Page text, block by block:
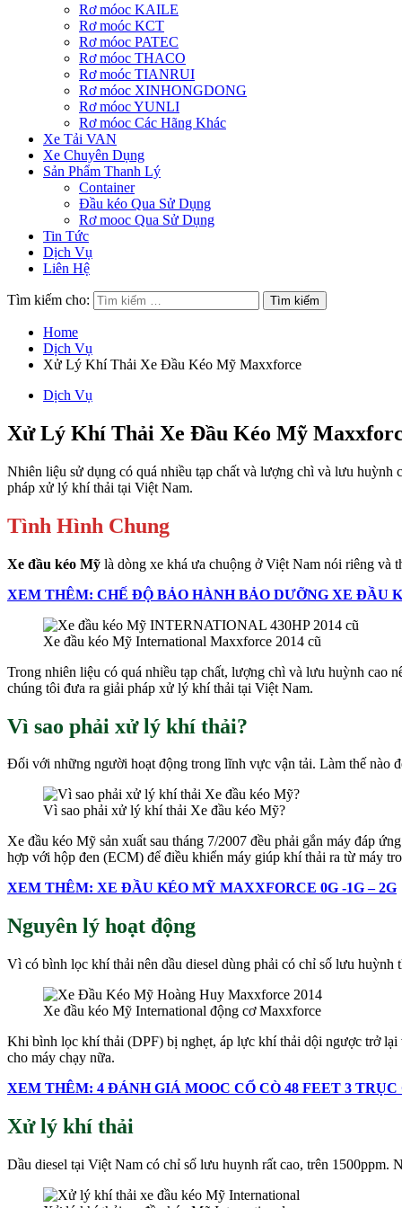
Rơ móoc KAILE
Rơ moóc KCT
Rơ móoc PATEC
Rơ móoc THACO
Rơ moóc TIANRUI
Rơ móoc XINHONGDONG
Rơ móoc YUNLI
Rơ móoc Các Hãng Khác
Xe Tải VAN
Xe Chuyên Dụng
Sản Phẩm Thanh Lý
Container
Đầu kéo Qua Sử Dụng
Rơ mooc Qua Sử Dụng
Tin Tức
Dịch Vụ
Liên Hệ
Tìm kiếm cho:
Home
Dịch Vụ
Xử Lý Khí Thải Xe Đầu Kéo Mỹ Maxxforce
Dịch Vụ
Xử Lý Khí Thải Xe Đầu Kéo Mỹ
Nhiên liệu sử dụng có quá nhiều tạp chất và lượng chì và lưu
pháp xử lý khí thải tại Việt Nam.
Tình Hình Chung
Xe đầu kéo Mỹ là dòng xe khá ưa chuộng ở Việt Nam nói riêng và
XEM THÊM: CHẾ ĐỘ BẢO HÀNH BẢO DƯỠNG XE ĐẦU
Xe đầu kéo Mỹ International Maxxforce 2014 cũ
Trong nhiên liệu có quá nhiều tạp chất, lượng chì và lưu huỳnh cao
chúng tôi đưa ra giải pháp xử lý khí thải tại Việt Nam.
Vì sao phải xử lý khí thải?
Đối với những người hoạt động trong lĩnh vực vận tải. Làm thế nào
Vì sao phải xử lý khí thải Xe đầu kéo Mỹ?
Xe đầu kéo Mỹ sản xuất sau tháng 7/2007 đều phải gắn máy đáp
hợp với hộp đen (ECM) để điều khiển máy giúp khí thải ra từ máy
XEM THÊM: XE ĐẦU KÉO MỸ MAXXFORCE 0G -1G – 2G
Nguyên lý hoạt động
Vì có bình lọc khí thải nên dầu diesel dùng phải có chỉ số lưu
Xe đầu kéo Mỹ International động cơ Maxxforce
Khi bình lọc khí thải (DPF) bị nghẹt, áp lực khí thải dội ngược trở
cho máy chạy nữa.
XEM THÊM: 4 ĐÁNH GIÁ MOOC CỔ CÒ 48 FEET 3
Xử lý khí thải
Dầu diesel tại Việt Nam có chỉ số lưu huynh rất cao, trên 1500ppm.